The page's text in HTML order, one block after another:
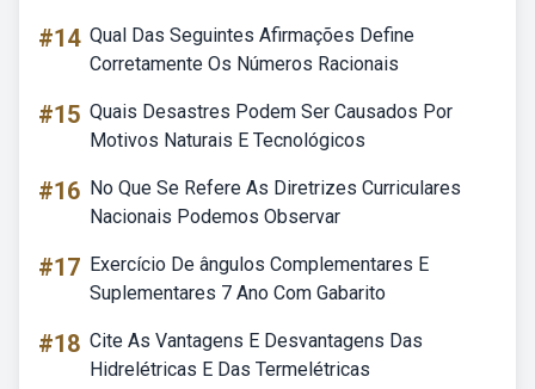
#14 Qual Das Seguintes Afirmações Define
Corretamente Os Números Racionais
#15 Quais Desastres Podem Ser Causados Por
Motivos Naturais E Tecnológicos
#16 No Que Se Refere As Diretrizes Curriculares
Nacionais Podemos Observar
#17 Exercício De ângulos Complementares E
Suplementares 7 Ano Com Gabarito
#18 Cite As Vantagens E Desvantagens Das
Hidrelétricas E Das Termelétricas